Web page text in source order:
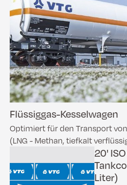
Flüssiggas-Kesselwagen
Optimiert für den Transport
(LNG - Methan, tiefkalt
20'
Liter)